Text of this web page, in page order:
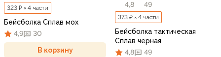
323 ₽ × 4 части
Бейсболка Сплав мох
4,9
30
В корзину
4,8
49
373 ₽ × 4 части
Бейсболка тактическая
Сплав черная
4,8
49